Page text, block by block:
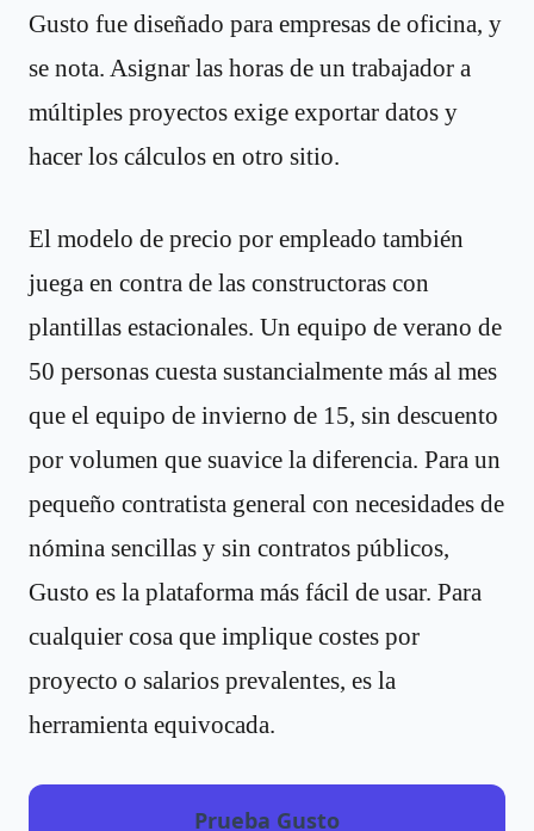
Gusto fue diseñado para empresas de oficina, y
se nota. Asignar las horas de un trabajador a
múltiples proyectos exige exportar datos y
hacer los cálculos en otro sitio.
El modelo de precio por empleado también
juega en contra de las constructoras con
plantillas estacionales. Un equipo de verano de
50 personas cuesta sustancialmente más al mes
que el equipo de invierno de 15, sin descuento
por volumen que suavice la diferencia. Para un
pequeño contratista general con necesidades de
nómina sencillas y sin contratos públicos,
Gusto es la plataforma más fácil de usar. Para
cualquier cosa que implique costes por
proyecto o salarios prevalentes, es la
herramienta equivocada.
Prueba Gusto